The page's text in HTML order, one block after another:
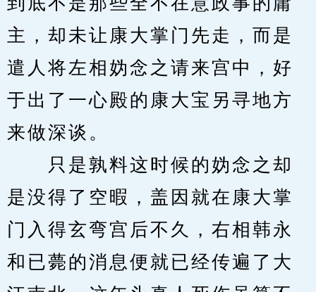
主，却未让康大掌门先走，而是
遣人将左相妫念之请来宫中，好
于出了一心殿的康大宝另寻地方
来做深谈。
只是孰料这时候的妫念之却
是没得了空暇，盖因就在康大掌
门入得玄弯宫后不久，右相韩永
和已薨的消息便就已经传遍了大